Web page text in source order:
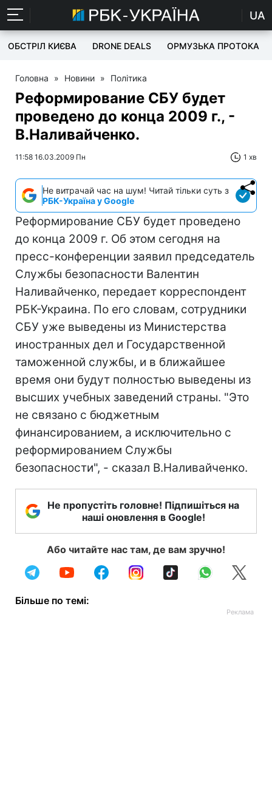
UA
ОБСТРІЛ КИЄВА DRONE DEALS ОРМУЗЬКА ПРОТОКА
Головна » Новини » Політика
Реформирование СБУ будет
проведено до конца 2009 г., -
В.Наливайченко.
11:58 16.03.2009 Пн 1 хв
Не витрачай час на шум! Читай тільки суть з
РБК-Україна у Google
Реформирование СБУ будет проведено
до конца 2009 г. Об этом сегодня на
пресс-конференции заявил председатель
Службы безопасности Валентин
Наливайченко, передает корреспондент
РБК-Украина. По его словам, сотрудники
СБУ уже выведены из Министерства
иностранных дел и Государственной
таможенной службы, и в ближайшее
время они будут полностью выведены из
высших учебных заведений страны. "Это
не связано с бюджетным
финансированием, а исключительно с
реформированием Службы
безопасности", - сказал В.Наливайченко.
Не пропустіть головне! Підпишіться на
наші оновлення в Google!
Або читайте нас там, де вам зручно!
Більше по темі: